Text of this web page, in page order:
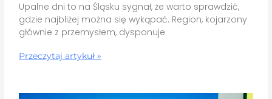
Upalne dni to na Śląsku sygnał, że warto sprawdzić,
gdzie najbliżej można się wykąpać. Region, kojarzony
głównie z przemysłem, dysponuje
Przeczytaj artykuł »